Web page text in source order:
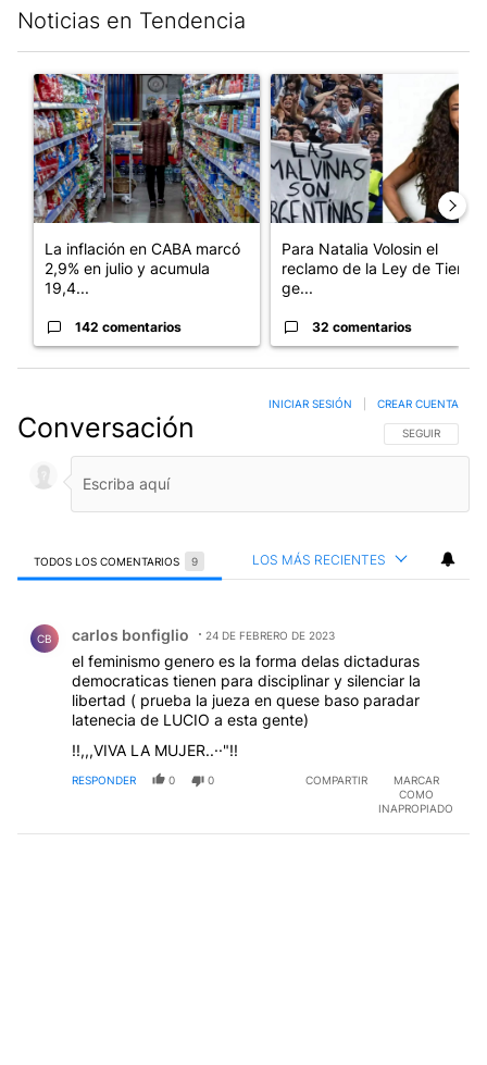
Noticias en Tendencia
Un artículo de tendencia con el título "La inflación en CABA
La inflación en CABA marcó
2,9% en julio y acumula
19,4...
142 comentarios
Un artículo de tendencia con
Para Natalia Volosin el
reclamo de la Ley de Tierras
ge...
32 comentarios
Conversación SIGA ESTA
SEGUIR
INICIAR SESIÓN CREAR CUENTA
TODOS LOS COMENTARIOS 9 LOS MÁS RECIENTES
CB carlos bonfiglio 24 DE FEBRERO DE 2023
el feminismo genero es la forma delas dictaduras
democraticas tienen para disciplinar y silenciar la
libertad ( prueba la jueza en quese baso paradar
latenecia de LUCIO a esta gente)
!!,,,VIVA LA MUJER..··"!!
RESPONDER 0 0 COMPARTIR
MARCAR
COMO
INAPROPIADO